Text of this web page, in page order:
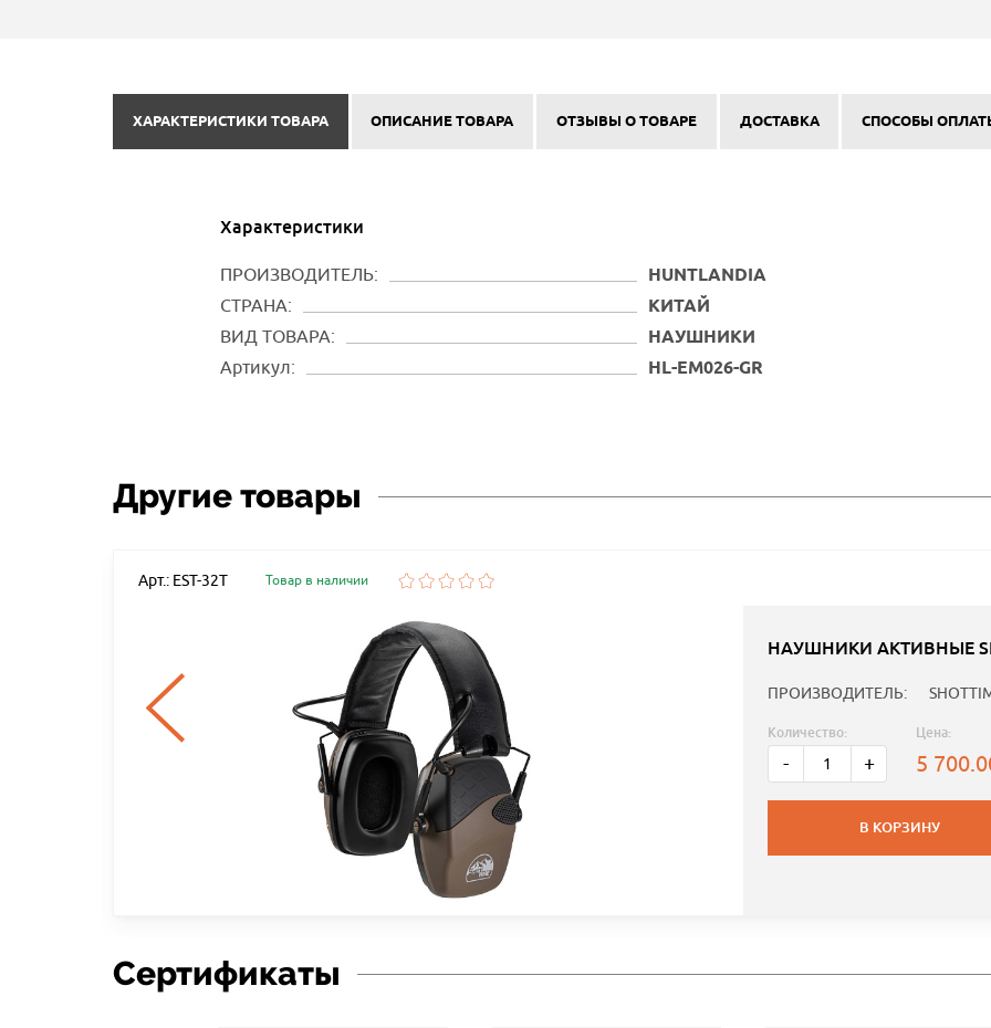
ХАРАКТЕРИСТИКИ ТОВАРА ОПИСАНИЕ ТОВАРА ОТЗЫВЫ О ТОВАРЕ ДОСТАВКА СПОСОБЫ
Характеристики
ПРОИЗВОДИТЕЛЬ: HUNTLANDIA
СТРАНА: КИТАЙ
ВИД ТОВАРА: НАУШНИКИ
Артикул: HL-EM026-GR
Другие товары
Арт.: EST-32T Товар в наличии
НАУШНИКИ АКТИВНЫЕ
ПРОИЗВОДИТЕЛЬ:
Количество:
- +
Цена:
5
В КОРЗИНУ
Сертификаты